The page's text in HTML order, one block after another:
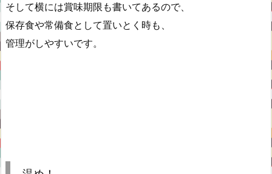
そして横には賞味期限も書いてあるので、
保存食や常備食として置いとく時も、
管理がしやすいです。